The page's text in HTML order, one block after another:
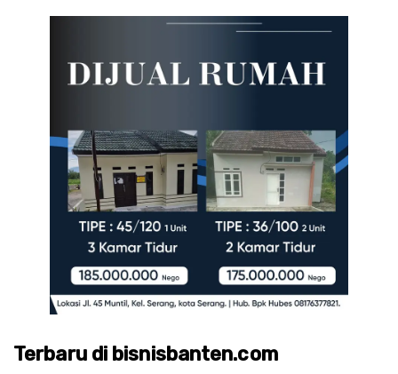
Terbaru di bisnisbanten.com